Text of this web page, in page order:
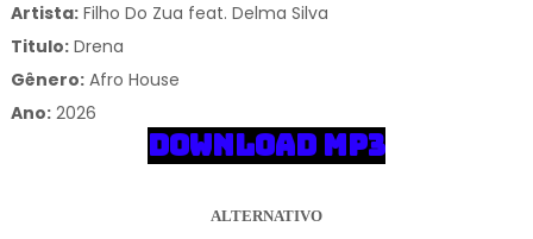
Artista:Filho Do Zua feat. Delma Silva
Titulo:Drena
Gênero: Afro House
Ano:2026
DOWNLOAD MP3
ALTERNATIVO